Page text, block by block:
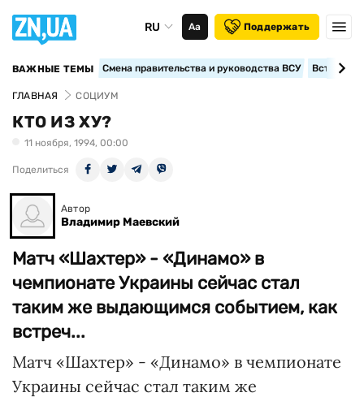
RU Аа Поддержать
ВАЖНЫЕ ТЕМЫ Смена правительства и руководства ВСУ
ГЛАВНАЯ СОЦИУМ
КТО ИЗ ХУ?
11 ноября, 1994, 00:00
Поделиться
Автор
Владимир Маевский
Матч «Шахтер» - «Динамо» в
чемпионате Украины сейчас стал
таким же выдающимся событием, как
встреч...
Матч «Шахтер» - «Динамо» в чемпионате
Украины сейчас стал таким же